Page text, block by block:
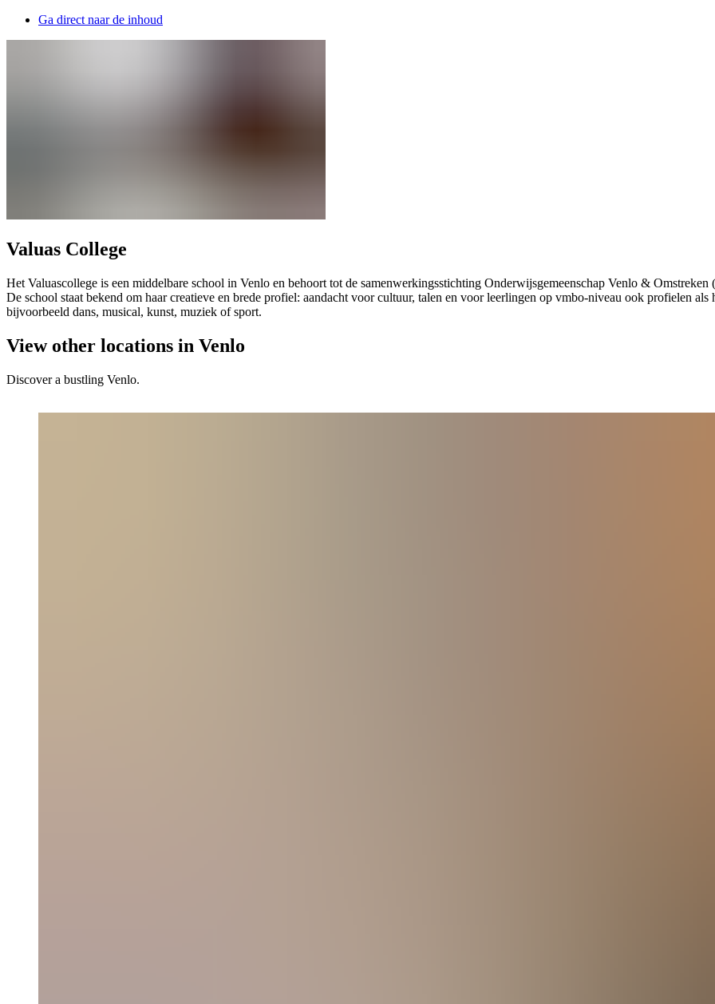
Ga direct naar de inhoud
Valuas College
Het Valuascollege is een middelbare school in Venlo en behoort tot de samenwerkingsstichting Onderwijsgemeenschap Venlo &
De school staat bekend om haar creatieve en brede profiel: aandacht voor cultuur, talen en voor leerlingen op vmbo-niveau ook profielen
bijvoorbeeld dans, musical, kunst, muziek of sport.
View other locations in Venlo
Discover a bustling Venlo.